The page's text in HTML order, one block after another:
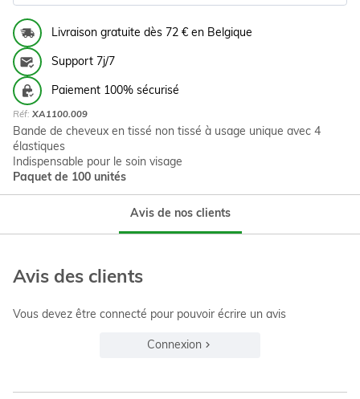
Livraison gratuite dès 72 € en Belgique
Support 7j/7
Paiement 100% sécurisé
Réf: XA1100.009
Bande de cheveux en tissé non tissé à usage unique avec 4
élastiques
Indispensable pour le soin visage
Paquet de 100 unités
Avis de nos clients
Avis des clients
Vous devez être connecté pour pouvoir écrire un avis
Connexion